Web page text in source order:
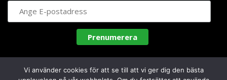
Vi använder cookies för att se till att vi ger dig den bästa